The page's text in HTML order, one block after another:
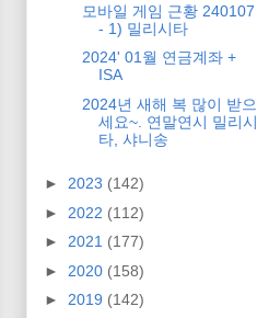
모바일 게임 근황 240107
- 1) 밀리시타
2024' 01월 연금계좌 +
ISA
2024년 새해 복 많이 받으
세요~. 연말연시 밀리시
타, 샤니송
► 2023 (142)
► 2022 (112)
► 2021 (177)
► 2020 (158)
► 2019 (142)